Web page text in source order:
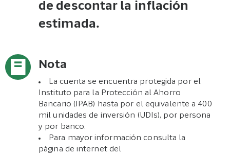
de descontar la inflación
estimada.
Nota
La cuenta se encuentra protegida por el
Instituto para la Protección al Ahorro
Bancario (IPAB) hasta por el equivalente a 400
mil unidades de inversión (UDIs), por persona
y por banco.
Para mayor información consulta la
página de internet del